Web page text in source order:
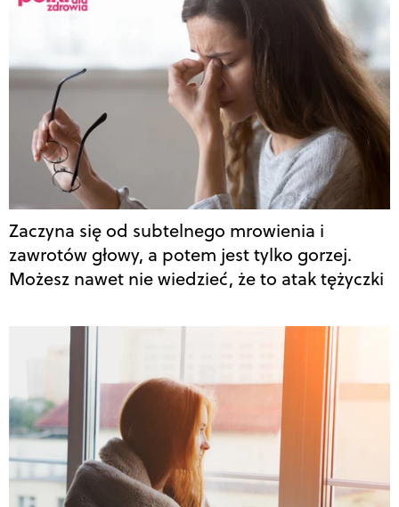
Zaczyna się od subtelnego mrowienia i
zawrotów głowy, a potem jest tylko gorzej.
Możesz nawet nie wiedzieć, że to atak tężyczki